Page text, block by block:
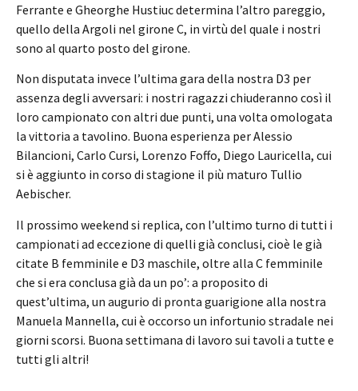
Ferrante e Gheorghe Hustiuc determina l’altro pareggio,
quello della Argoli nel girone C, in virtù del quale i nostri
sono al quarto posto del girone.
Non disputata invece l’ultima gara della nostra D3 per
assenza degli avversari: i nostri ragazzi chiuderanno così il
loro campionato con altri due punti, una volta omologata
la vittoria a tavolino. Buona esperienza per Alessio
Bilancioni, Carlo Cursi, Lorenzo Foffo, Diego Lauricella, cui
si è aggiunto in corso di stagione il più maturo Tullio
Aebischer.
Il prossimo weekend si replica, con l’ultimo turno di tutti i
campionati ad eccezione di quelli già conclusi, cioè le già
citate B femminile e D3 maschile, oltre alla C femminile
che si era conclusa già da un po’: a proposito di
quest’ultima, un augurio di pronta guarigione alla nostra
Manuela Mannella, cui è occorso un infortunio stradale nei
giorni scorsi. Buona settimana di lavoro sui tavoli a tutte e
tutti gli altri!